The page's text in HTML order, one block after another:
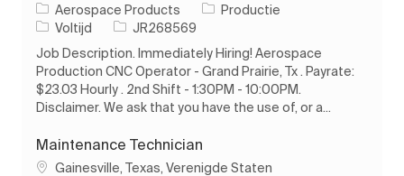
Aerospace Products
Categorie
Productie
Soort baan
Voltijd Taak-ID
JR268569
Job Description. Immediately Hiring! Aerospace
Production CNC Operator - Grand Prairie, Tx . Payrate:
$23.03 Hourly . 2nd Shift - 1:30PM - 10:00PM.
Disclaimer. We ask that you have the use of, or a...
Maintenance Technician
PlaatsGainesville, Texas, Verenigde Staten